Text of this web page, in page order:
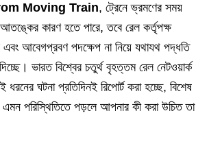
Moving Train, ট্রেনে ভ্রমণের সময়
কারণ হতে পারে, তবে রেল কর্তৃপক্ষ
এবং আবেগপ্রবণ পদক্ষেপ না নিয়ে যথাযথ পদ্ধতি
ভারত বিশ্বের চতুর্থ বৃহত্তম রেল নেটওয়ার্ক
ধরনের ঘটনা প্রতিদিনই রিপোর্ট করা হচ্ছে, বিশেষ
পরিস্থিতিতে পড়লে আপনার কী করা উচিত তা